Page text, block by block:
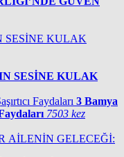
SESİNE KULAK
3 Bamya
7503 kez